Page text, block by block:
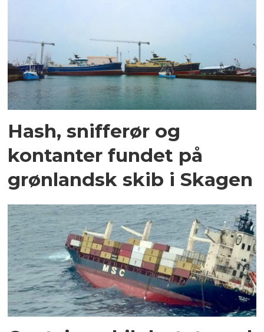
Hash, snifferør og
kontanter fundet på
grønlandsk skib i Skagen